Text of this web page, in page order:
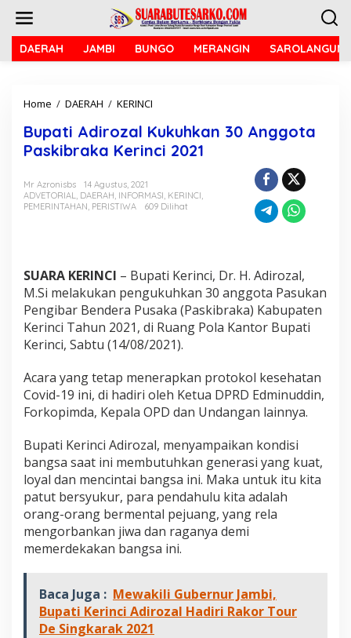
DAERAH JAMBI BUNGO MERANGIN SAROLANGUN
Home / DAERAH / KERINCI
p
a
t
d
a
K
u
k
u
k
a
n
3
A
n
g
g
o
t
a
a
i
b
Bupati Adirozal Kukuhkan 30 Anggota
Paskibraka Kerinci 2021
Mr Azronisbs
14 Agustus, 2021
ADVETORIAL, DAERAH, INFORMASI, KERINCI,
PEMERINTAHAN, PERISTIWA 609 Dilihat
SUARA KERINCI – Bupati Kerinci, Dr. H. Adirozal,
M.Si melakukan pengukuhkan 30 anggota Pasukan
Pengibar Bendera Pusaka (Paskibraka) Kabupaten
Kerinci Tahun 2021, di Ruang Pola Kantor Bupati
Kerinci, Sabtu (14/08/2021).
Acara yang tetap menerapkan protokol kesehatan
Covid-19 ini, di hadiri oleh Ketua DPRD Edminuddin,
Forkopimda, Kepala OPD dan Undangan lainnya.
Bupati Kerinci Adirozal, menyampaikan kondisi
bangsa saat ini membutuhkan generasi yang kuat,
loyal dan mencintai bangsa ini. Maka untuk itu kita
patut bersyukur, para pendahulu kita adalah
orang-orang bermental pejuang, yang rela
mengorbankan jiwa dan raganya demi
memerdekakan bangsa ini.
Baca Juga : Mewakili Gubernur Jambi,
Bupati Kerinci Adirozal Hadiri Rakor Tour
De Singkarak 2021